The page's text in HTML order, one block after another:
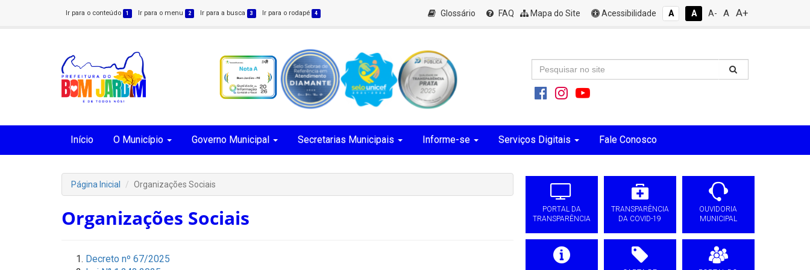
Ir para o conteúdo 1 Ir para o menu 2 Ir para a busca 3 Ir para o rodapé 4 Glossário FAQ Mapa do Site Acessibilidade A A A- A A+
Início O Município Governo Municipal Secretarias Municipais Informe-se Serviços Digitais Fale Conosco
Página Inicial Organizações Sociais
Organizações Sociais
Decreto nº 67/2025
PORTAL DA
TRANSPARÊNCIA
TRANSPARÊNCIA
DA COVID-19
OUVIDORIA
MUNICIPAL